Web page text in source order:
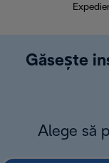
Găsește
Alege să